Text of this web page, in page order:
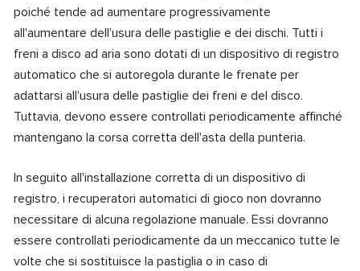
poiché tende ad aumentare progressivamente
all'aumentare dell'usura delle pastiglie e dei dischi. Tutti i
freni a disco ad aria sono dotati di un dispositivo di registro
automatico che si autoregola durante le frenate per
adattarsi all'usura delle pastiglie dei freni e del disco.
Tuttavia, devono essere controllati periodicamente affinché
mantengano la corsa corretta dell'asta della punteria.
In seguito all'installazione corretta di un dispositivo di
registro, i recuperatori automatici di gioco non dovranno
necessitare di alcuna regolazione manuale. Essi dovranno
essere controllati periodicamente da un meccanico tutte le
volte che si sostituisce la pastiglia o in caso di